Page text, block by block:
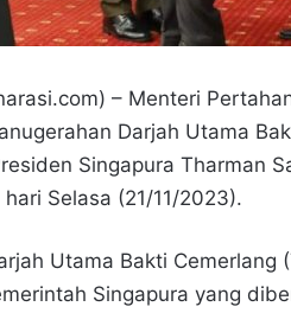
– Menteri
Darjah Utama
Singapura Tharman
Selasa (21/11/2023).
Utama Bakti
Singapura yang